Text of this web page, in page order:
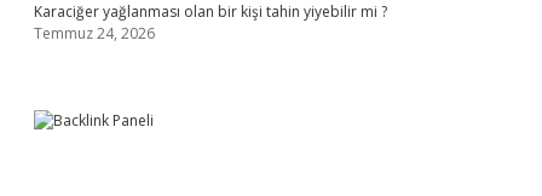
Karaciğer yağlanması olan bir kişi tahin yiyebilir mi ?
Temmuz 24, 2026